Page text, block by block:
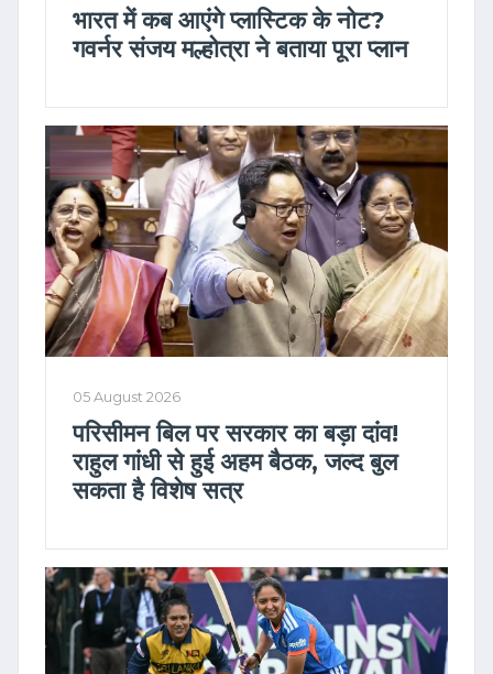
भारत में कब आएंगे प्लास्टिक के नोट?
गवर्नर संजय मल्होत्रा ने बताया पूरा प्लान
05 August 2026
परिसीमन बिल पर सरकार का बड़ा दांव!
राहुल गांधी से हुई अहम बैठक, जल्द बुल
सकता है विशेष सत्र